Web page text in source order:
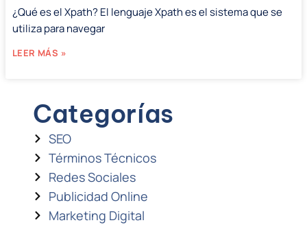
¿Qué es el Xpath? El lenguaje Xpath es el sistema que se
utiliza para navegar
LEER MÁS »
Categorías
SEO
Términos Técnicos
Redes Sociales
Publicidad Online
Marketing Digital